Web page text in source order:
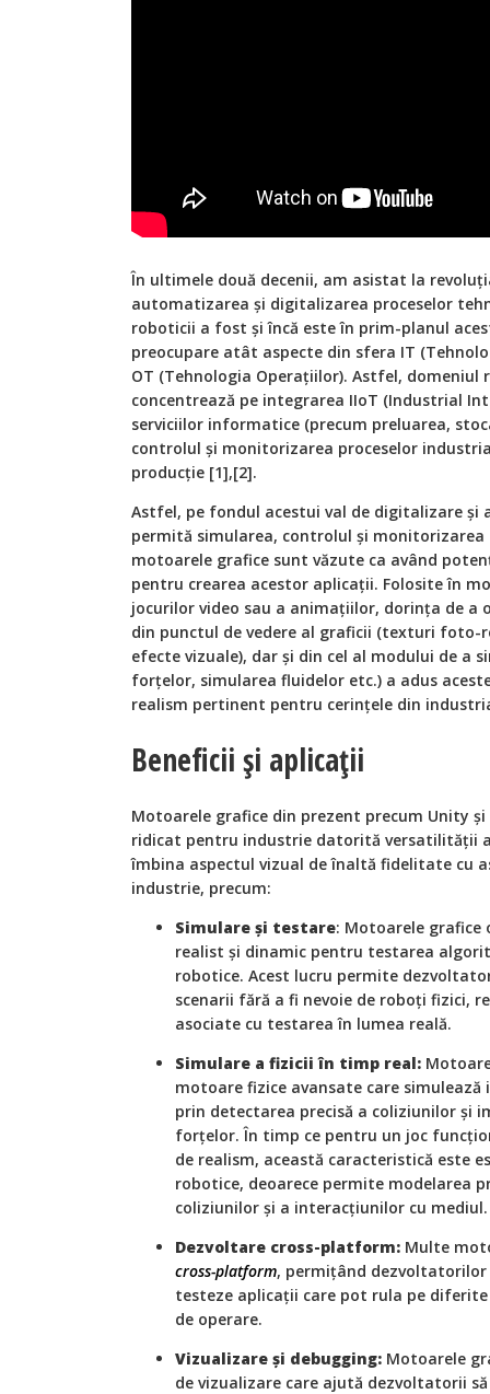
În ultimele două decenii, am asistat la
automatizarea și digitalizarea proceselor
roboticii a fost și încă este în prim-planul
preocupare atât aspecte din sfera IT
OT (Tehnologia Operațiilor). Astfel, domeniul
concentrează pe integrarea IIoT (Industrial
serviciilor informatice (precum preluarea,
controlul și monitorizarea proceselor
producție [1],[2].
Astfel, pe fondul acestui val de digitalizare și
permită simularea, controlul și monitorizarea
motoarele grafice sunt văzute ca având
pentru crearea acestor aplicații. Folosite în
jocurilor video sau a animațiilor, dorința de
din punctul de vedere al graficii (texturi foto-
efecte vizuale), dar și din cel al modului de a
forțelor, simularea fluidelor etc.) a adus
realism pertinent pentru cerințele din
Beneficii și aplicații
Motoarele grafice din prezent precum Unity
ridicat pentru industrie datorită versatilității
îmbina aspectul vizual de înaltă fidelitate cu
industrie, precum:
Simulare și testare: Motoarele grafice
realist și dinamic pentru testarea
robotice. Acest lucru permite
scenarii fără a fi nevoie de roboți fizici,
asociate cu testarea în lumea reală.
Simulare a fizicii în timp real:
motoare fizice avansate care
prin detectarea precisă a coliziunilor și
forțelor. În timp ce pentru un joc
de realism, această caracteristică este
robotice, deoarece permite modelarea
coliziunilor și a interacțiunilor cu mediul.
Dezvoltare cross-platform: Multe
cross-platform, permițând dezvoltatorilor
testeze aplicații care pot rula pe
de operare.
Vizualizare și debugging: Motoarele
de vizualizare care ajută dezvoltatorii